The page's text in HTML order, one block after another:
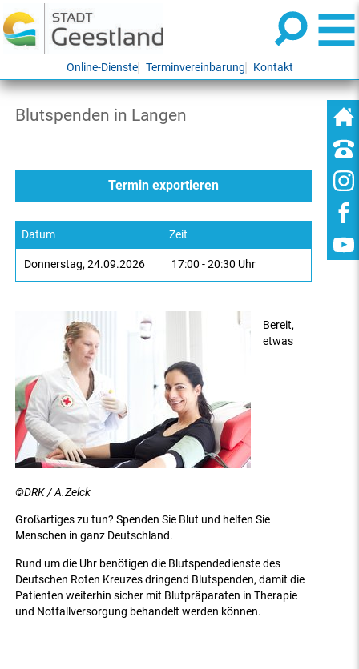
Online-Dienste Terminvereinbarung Kontakt
Blutspenden in Langen
Donnerstag 24.09.2026 17:00 -20:30 Uhr
©DRK / A.Zelck
Bereit,
etwas
Großartiges zu tun? Spenden Sie Blut und helfen Sie
Menschen in ganz Deutschland.
Rund um die Uhr benötigen die Blutspendedienste des
Deutschen Roten Kreuzes dringend Blutspenden, damit die
Patienten weiterhin sicher mit Blutpräparaten in Therapie
und Notfallversorgung behandelt werden können.